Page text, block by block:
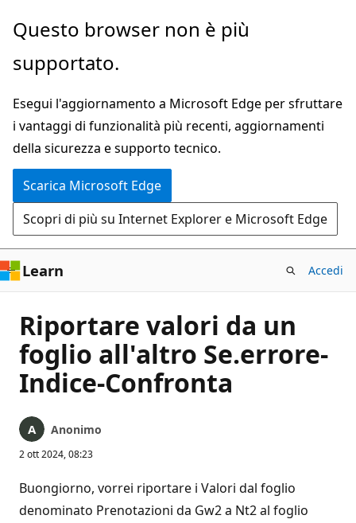
Ignora
passa
contenuto
principale
Questo browser non è più
supportato.
Esegui l'aggiornamento a Microsoft Edge per sfruttare
i vantaggi di funzionalità più recenti, aggiornamenti
della sicurezza e supporto tecnico.
Scarica Microsoft Edge
Scopri di più su Internet Explorer e Microsoft Edge
Learn Accedi
Riportare valori da un
foglio all'altro Se.errore-
Indice-Confronta
Anonimo
2 ott 2024, 08:23
Buongiorno, vorrei riportare i Valori dal foglio
denominato Prenotazioni da Gw2 a Nt2 al foglio